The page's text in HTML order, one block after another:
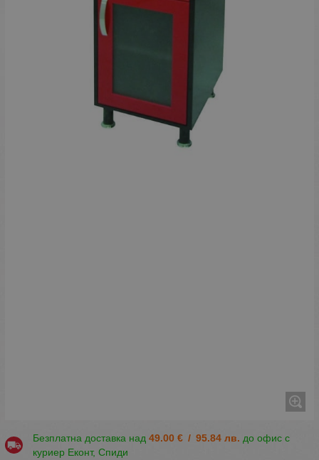
Безплатна доставка над 49.00 € / 95.84 лв. до офис с
куриер Еконт, Спиди